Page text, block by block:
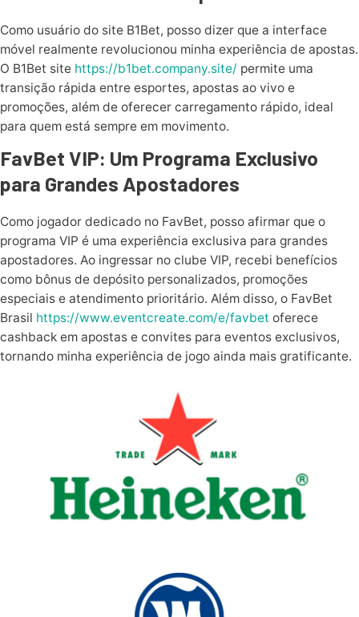
Como usuário do site B1Bet, posso dizer que a interface
móvel realmente revolucionou minha experiência de apostas.
O B1Bet site https://b1bet.company.site/ permite uma
transição rápida entre esportes, apostas ao vivo e
promoções, além de oferecer carregamento rápido, ideal
para quem está sempre em movimento.
FavBet VIP: Um Programa Exclusivo
para Grandes Apostadores
Como jogador dedicado no FavBet, posso afirmar que o
programa VIP é uma experiência exclusiva para grandes
apostadores. Ao ingressar no clube VIP, recebi benefícios
como bônus de depósito personalizados, promoções
especiais e atendimento prioritário. Além disso, o FavBet
Brasil https://www.eventcreate.com/e/favbet oferece
cashback em apostas e convites para eventos exclusivos,
tornando minha experiência de jogo ainda mais gratificante.